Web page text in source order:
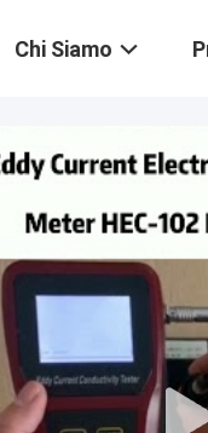
Chi Siamo